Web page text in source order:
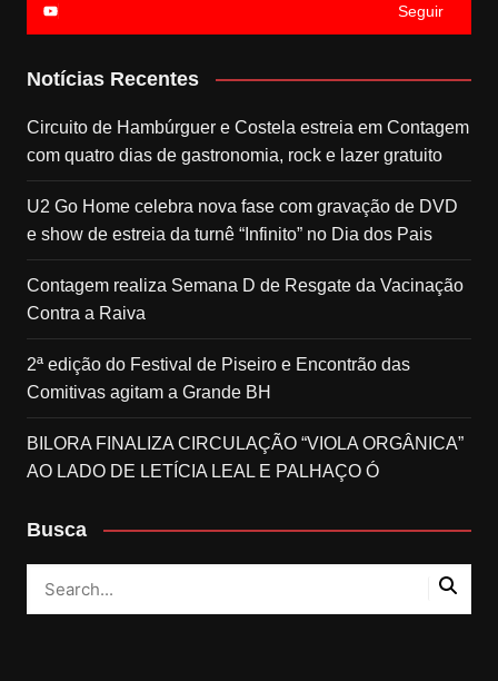
Seguir
Notícias Recentes
Circuito de Hambúrguer e Costela estreia em Contagem
com quatro dias de gastronomia, rock e lazer gratuito
U2 Go Home celebra nova fase com gravação de DVD
e show de estreia da turnê “Infinito” no Dia dos Pais
Contagem realiza Semana D de Resgate da Vacinação
Contra a Raiva
2ª edição do Festival de Piseiro e Encontrão das
Comitivas agitam a Grande BH
BILORA FINALIZA CIRCULAÇÃO “VIOLA ORGÂNICA”
AO LADO DE LETÍCIA LEAL E PALHAÇO Ó
Busca